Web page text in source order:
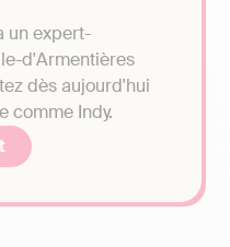
un expert-
d'Armentières
dès aujourd'hui
comme Indy.